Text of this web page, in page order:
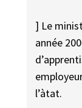
] Le
année
l’àtat.